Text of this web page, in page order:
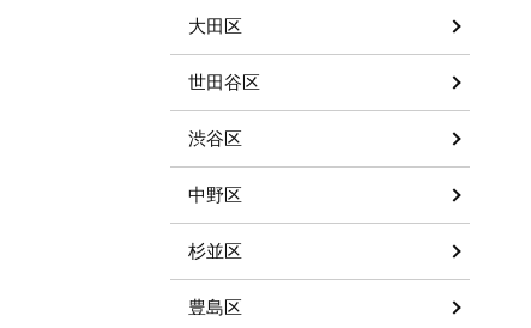
大田区
世田谷区
渋谷区
中野区
杉並区
豊島区